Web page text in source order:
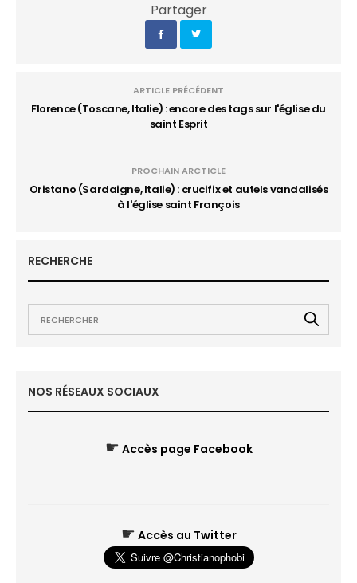
Partager
ARTICLE PRÉCÉDENT
Florence (Toscane, Italie) : encore des tags sur l'église du
saint Esprit
PROCHAIN ARCTICLE
Oristano (Sardaigne, Italie) : crucifix et autels vandalisés
à l'église saint François
RECHERCHE
NOS RÉSEAUX SOCIAUX
☛ Accès page Facebook
☛ Accès au Twitter